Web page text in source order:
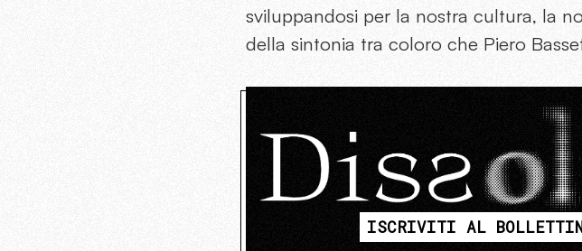
sviluppandosi per la nostra cultura, la
della sintonia tra coloro che Piero
ISCRIVITI AL